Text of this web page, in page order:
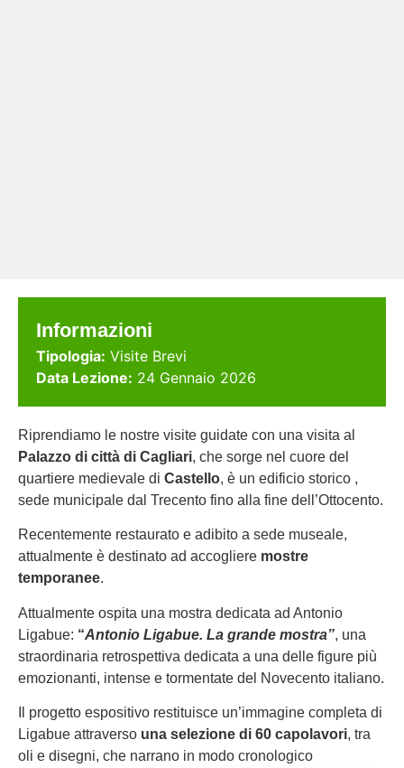
Informazioni
Tipologia: Visite Brevi
Data Lezione: 24 Gennaio 2026
Riprendiamo le nostre visite guidate con una visita al
Palazzo di città di Cagliari, che sorge nel cuore del
quartiere medievale di Castello, è un edificio storico ,
sede municipale dal Trecento fino alla fine dell’Ottocento.
Recentemente restaurato e adibito a sede museale,
attualmente è destinato ad accogliere mostre
temporanee.
Attualmente ospita una mostra dedicata ad Antonio
Ligabue: “Antonio Ligabue. La grande mostra”, una
straordinaria retrospettiva dedicata a una delle figure più
emozionanti, intense e tormentate del Novecento italiano.
Il progetto espositivo restituisce un’immagine completa di
Ligabue attraverso una selezione di 60 capolavori, tra
oli e disegni, che narrano in modo cronologico